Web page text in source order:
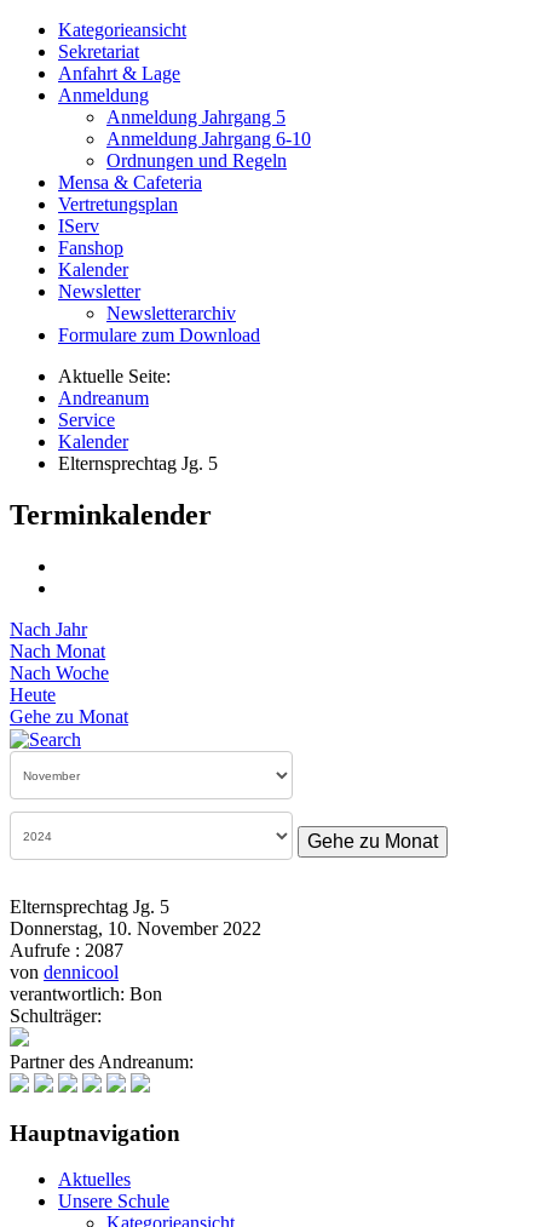
Kategorieansicht
Sekretariat
Anfahrt & Lage
Anmeldung
Anmeldung Jahrgang 5
Anmeldung Jahrgang 6-10
Ordnungen und Regeln
Mensa & Cafeteria
Vertretungsplan
IServ
Fanshop
Kalender
Newsletter
Newsletterarchiv
Formulare zum Download
Aktuelle Seite:
Andreanum
Service
Kalender
Elternsprechtag Jg. 5
Terminkalender
Nach Jahr
Nach Monat
Nach Woche
Heute
Gehe zu Monat
Gehe zu Monat
Elternsprechtag Jg. 5
Donnerstag, 10. November 2022
Aufrufe : 2087
von dennicool
verantwortlich: Bon
Schulträger:
Partner des Andreanum:
Hauptnavigation
Aktuelles
Unsere Schule